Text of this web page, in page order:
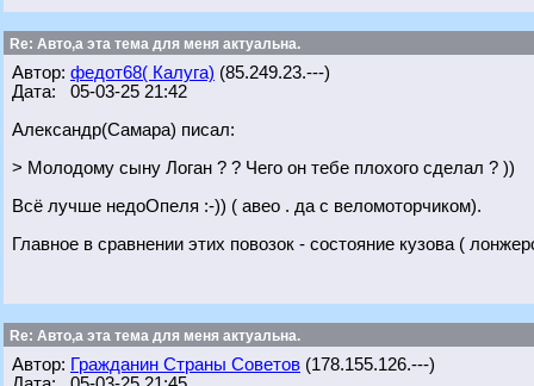
Re: Авто,а эта тема для меня актуальна.
Автор: федот68( Калуга) (85.249.23.---)
Дата: 05-03-25 21:42
Александр(Самара) писал:
> Молодому сыну Логан ? ? Чего он тебе плохого сделал ? ))
Всё лучше недоОпеля :-)) ( авео . да с веломоторчиком).
Главное в сравнении этих повозок - состояние кузова (
Re: Авто,а эта тема для меня актуальна.
Автор: Гражданин Страны Советов (178.155.126.---)